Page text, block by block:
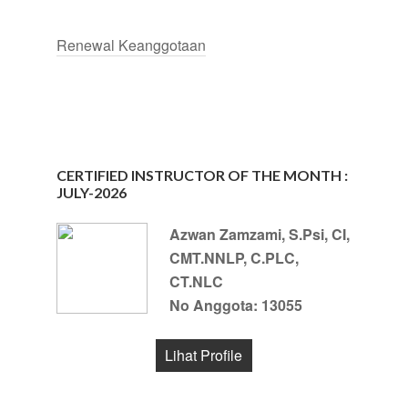
Renewal Keanggotaan
CERTIFIED INSTRUCTOR OF THE MONTH :
JULY-2026
Azwan Zamzami, S.Psi, CI,
CMT.NNLP, C.PLC,
CT.NLC
No Anggota: 13055
Lihat Profile